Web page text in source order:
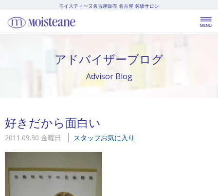
モイスティーヌ名古屋販売 名古屋 名駅サロン
アドバイザーブログ
Advisor Blog
好きだから面白い
2011.09.30 金曜日 スタッフお気に入り